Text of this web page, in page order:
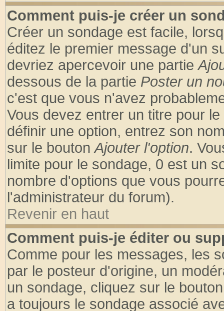
Comment puis-je créer un
Créer un sondage est facile,
éditez le premier message d'un
devriez apercevoir une partie
dessous de la partie Poster un
c'est que vous n'avez
Vous devez entrer un titre pour
définir une option, entrez son
sur le boutonAjouter l'option.
limite pour le sondage, 0 est un
nombre d'options que vous
l'administrateur du forum).
Revenir en haut
Comment puis-je éditer ou
Comme pour les messages, les
par le posteur d'origine, un
un sondage, cliquez sur le
a toujours le sondage associé